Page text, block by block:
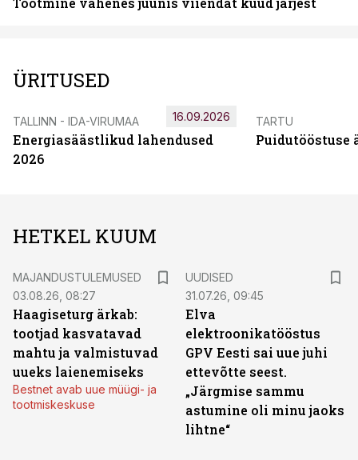
ÜRITUSED
TALLINN - IDA-VIRUMAA
Energiasäästlikud lahendused
2026
16.09.2026 TARTU
Puidutööstuse
HETKEL KUUM
MAJANDUSTULEMUSED
03.08.26, 08:27
Haagiseturg ärkab:
tootjad kasvatavad
mahtu ja valmistuvad
uueks laienemiseks
Bestnet avab uue müügi- ja
tootmiskeskuse
UUDISED
31.07.26, 09:45
Elva
elektroonikatööstus
GPV Eesti sai uue juhi
ettevõtte seest.
„Järgmise sammu
astumine oli minu jaoks
lihtne“